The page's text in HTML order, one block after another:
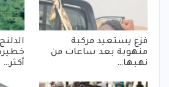
فزع يستعيد مركبة
منهوبة بعد ساعات من
نهبها…
أكثر…